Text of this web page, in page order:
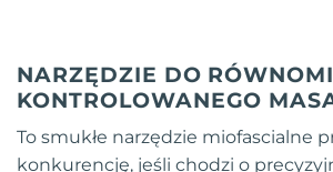
NARZĘDZIE DO
KONTROLOWANEGO
To smukłe narzędzie miofascialne
konkurencję, jeśli chodzi o